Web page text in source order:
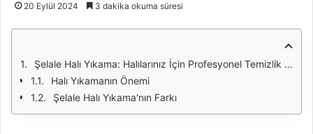
20 Eylül 2024 3 dakika okuma süresi
Şelale Halı Yıkama: Halılarınız İçin Profesyonel Temizlik Hizmeti
Halı Yıkamanın Önemi
Şelale Halı Yıkama'nın Farkı